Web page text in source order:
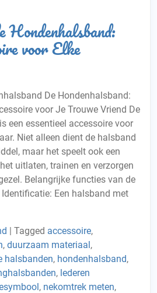
voor Elke
De Hondenhalsband:
voor Je Trouwe Vriend De
een essentieel accessoire voor
Niet alleen dient de halsband
maar het speelt ook een
uitlaten, trainen en verzorgen
Belangrijke functies van de
Een halsband met
| Tagged accessoire,
, duurzaam materiaal,
halsbanden, hondenhalsband,
, lederen
, nekomtrek meten,